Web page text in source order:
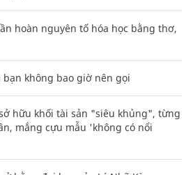
hoàn nguyên tố hóa học bằng thơ,
bạn không bao giờ nên gọi
hữu khối tài sản "siêu khủng", từng
mắng cựu mẫu 'không có nổi